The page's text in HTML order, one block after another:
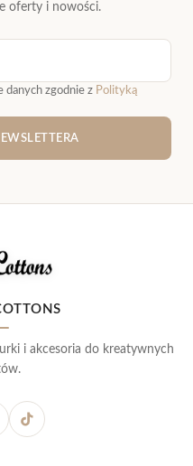
oferty i nowości.
danych zgodnie z Polityką
i akcesoria do kreatywnych